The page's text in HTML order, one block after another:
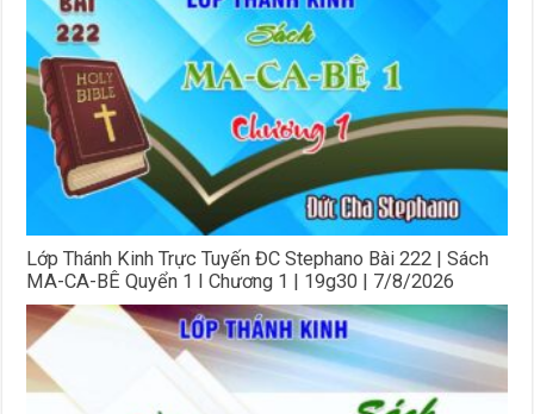
Lớp Thánh Kinh Trực Tuyến ĐC Stephano Bài 222 | Sách
MA-CA-BÊ Quyển 1 I Chương 1 | 19g30 | 7/8/2026